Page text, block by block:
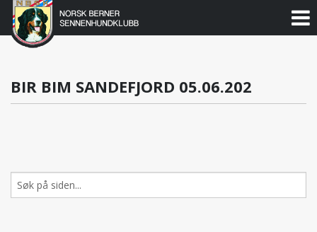
Gå
Norsk
Berner
Sennenhundklubb
BIR BIM SANDEFJORD 05.06.202
Søk
etter: